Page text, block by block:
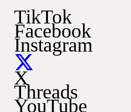
TikTok
Facebook
Instagram
X
Threads
YouTube